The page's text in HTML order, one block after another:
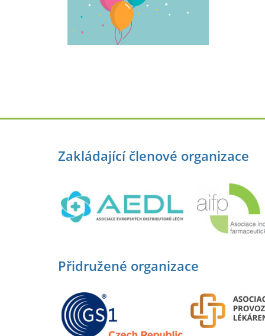
Zakládající členové organizace
Přidružené organizace